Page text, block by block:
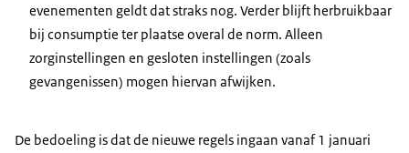
evenementen geldt dat straks nog. Verder blijft herbruikbaar
bij consumptie ter plaatse overal de norm. Alleen
zorginstellingen en gesloten instellingen (zoals
gevangenissen) mogen hiervan afwijken.
De bedoeling is dat de nieuwe regels ingaan vanaf 1 januari